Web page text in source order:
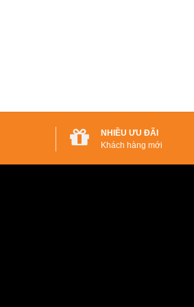
NHIỀU ƯU ĐÃI
Khách hàng mới